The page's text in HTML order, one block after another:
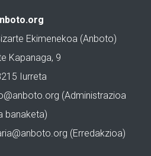
Ekimenekoa (Anboto)
Kapanaga, 9
Iurreta
(Administrazioa
banaketa)
(Erredakzioa)